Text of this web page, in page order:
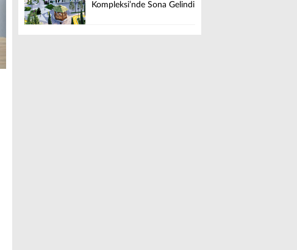
Kompleksi’nde Sona Gelindi